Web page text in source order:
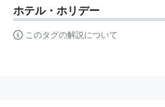
ホテル・ホリデー
このタグの解説について